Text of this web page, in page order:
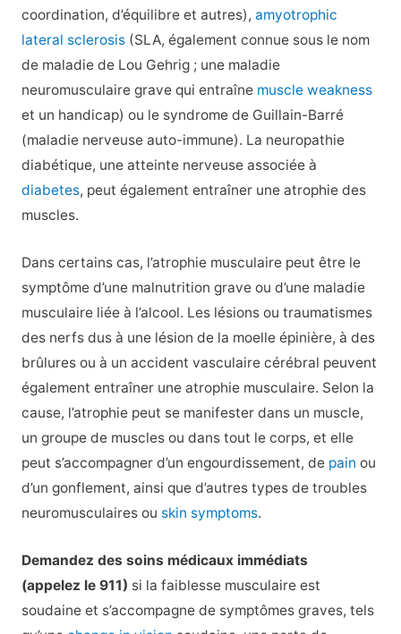
coordination, d’équilibre et autres), amyotrophic
lateral sclerosis(SLA, également connue sous le nom
de maladie de Lou Gehrig ; une maladie
neuromusculaire grave qui entraîne muscle weakness
et un handicap) ou le syndrome de Guillain-Barré
(maladie nerveuse auto-immune). La neuropathie
diabétique, une atteinte nerveuse associée à
diabetes, peut également entraîner une atrophie des
muscles.
Dans certains cas, l’atrophie musculaire peut être le
symptôme d’une malnutrition grave ou d’une maladie
musculaire liée à l’alcool. Les lésions ou traumatismes
des nerfs dus à une lésion de la moelle épinière, à des
brûlures ou à un accident vasculaire cérébral peuvent
également entraîner une atrophie musculaire. Selon la
cause, l’atrophie peut se manifester dans un muscle,
un groupe de muscles ou dans tout le corps, et elle
peut s’accompagner d’un engourdissement, de pain ou
d’un gonflement, ainsi que d’autres types de troubles
neuromusculaires ou skin symptoms.
Demandez des soins médicaux immédiats
(appelez le 911) si la faiblesse musculaire est
soudaine et s’accompagne de symptômes graves, tels